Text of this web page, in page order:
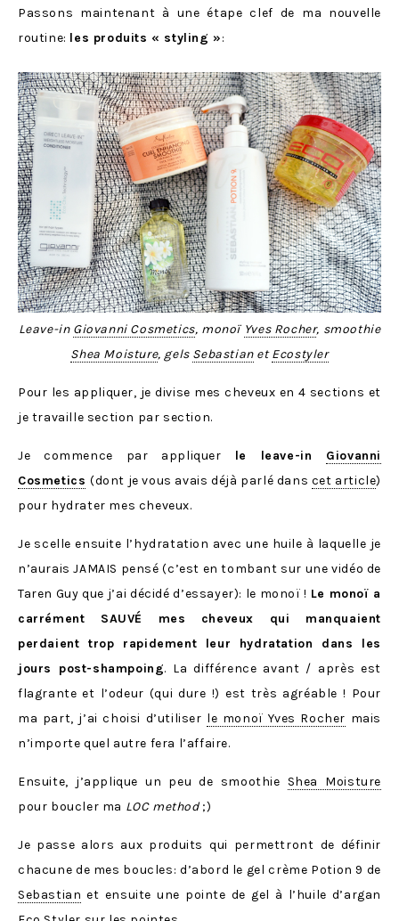
Passons maintenant à une étape clef de ma nouvelle
routine: les produits « styling »:
Leave-in Giovanni Cosmetics, monoï Yves Rocher, smoothie
Shea Moisture, gels SebastianetEcostyler
Pour les appliquer, je divise mes cheveux en 4 sections et
je travaille section par section.
Je commence par appliquer le leave-in Giovanni
Cosmetics (dont je vous avais déjà parlé dans cet article)
pour hydrater mes cheveux.
Je scelle ensuite l’hydratation avec une huile à laquelle je
n’aurais JAMAIS pensé (c’est en tombant sur une vidéo de
Taren Guy que j’ai décidé d’essayer): le monoï ! Le monoï a
carrément SAUVÉ mes cheveux qui manquaient
perdaient trop rapidement leur hydratation dans les
jours post-shampoing. La différence avant / après est
flagrante et l’odeur (qui dure !) est très agréable ! Pour
ma part, j’ai choisi d’utiliser le monoï Yves Rocher mais
n’importe quel autre fera l’affaire.
Ensuite, j’applique un peu de smoothie Shea Moisture
pour boucler ma LOC method;)
Je passe alors aux produits qui permettront de définir
chacune de mes boucles: d’abord le gel crème Potion 9 de
Sebastian et ensuite une pointe de gel à l’huile d’argan